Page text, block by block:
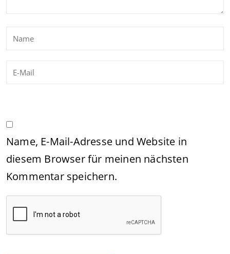
Name, E-Mail-Adresse und Website in
diesem Browser für meinen nächsten
Kommentar speichern.